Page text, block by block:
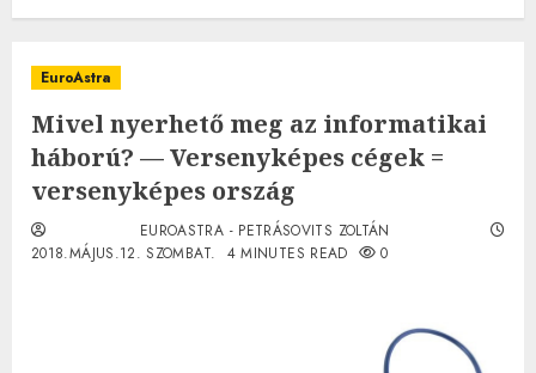
EuroAstra
Mivel nyerhető meg az informatikai
háború? — Versenyképes cégek =
versenyképes ország
EUROASTRA - PETRÁSOVITS ZOLTÁN
2018.MÁJUS.12. SZOMBAT.
4 MINUTES READ 0